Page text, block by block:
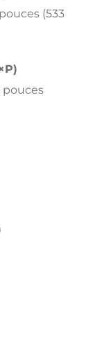
(533
pouces